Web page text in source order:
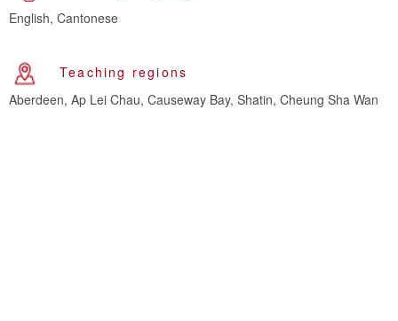
English, Cantonese
Teaching regions
Aberdeen, Ap Lei Chau, Causeway Bay, Shatin, Cheung Sha Wan